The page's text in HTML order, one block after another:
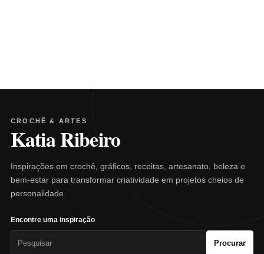
CROCHÊ & ARTES
Katia Ribeiro
Inspirações em crochê, gráficos, receitas, artesanato, beleza e
bem-estar para transformar criatividade em projetos cheios de
personalidade.
Encontre uma inspiração
Procurar